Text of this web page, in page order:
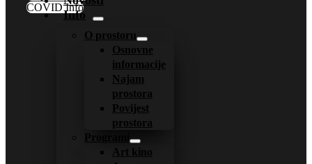
Info
O prostoru
Osnovne
informacije
Najam
prostora
Povijest
prostora
Programi
Art kino
COVID Info